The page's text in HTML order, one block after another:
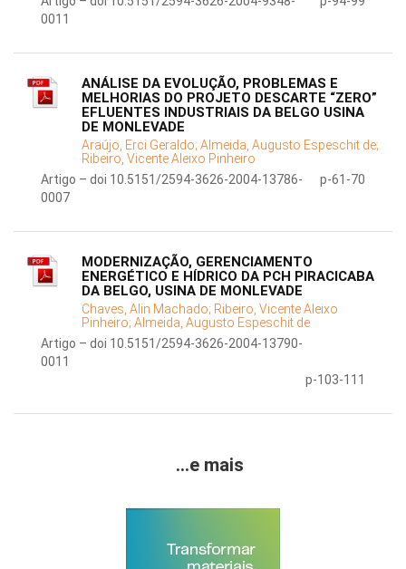
0011
ANÁLISE DA EVOLUÇÃO, PROBLEMAS E
MELHORIAS DO PROJETO DESCARTE “ZERO”
EFLUENTES INDUSTRIAIS DA BELGO USINA
DE MONLEVADE
Araújo, Erci Geraldo; Almeida, Augusto Espeschit de;
Ribeiro, Vicente Aleixo Pinheiro
Artigo – doi 10.5151/2594-3626-2004-13786-
0007
p-61-70
MODERNIZAÇÃO, GERENCIAMENTO
ENERGÉTICO E HÍDRICO DA PCH PIRACICABA
DA BELGO, USINA DE MONLEVADE
Chaves, Alin Machado; Ribeiro, Vicente Aleixo
Pinheiro; Almeida, Augusto Espeschit de
Artigo – doi 10.5151/2594-3626-2004-13790-
0011
p-103-111
...e mais